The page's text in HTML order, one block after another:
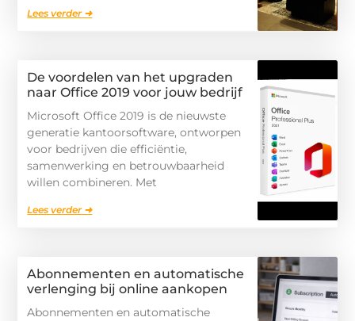
Lees verder ➜
De voordelen van het upgraden
naar Office 2019 voor jouw bedrijf
Microsoft Office 2019 is de nieuwste
generatie kantoorsoftware, ontworpen
voor bedrijven die efficiëntie,
samenwerking en betrouwbaarheid
willen combineren. Met
Lees verder ➜
Abonnementen en automatische
verlenging bij online aankopen
Abonnementen en automatische